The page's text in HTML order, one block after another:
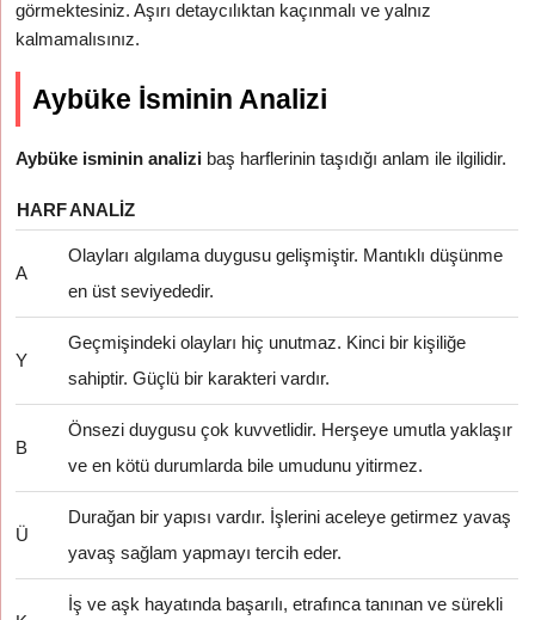
görmektesiniz. Aşırı detaycılıktan kaçınmalı ve yalnız
kalmamalısınız.
Aybüke İsminin Analizi
Aybüke isminin analizi baş harflerinin taşıdığı anlam ile ilgilidir.
HARFANALIZ
A
Olayları algılama duygusu gelişmiştir. Mantıklı düşünme
en üst seviyededir.
Y
Geçmişindeki olayları hiç unutmaz. Kinci bir kişiliğe
sahiptir. Güçlü bir karakteri vardır.
B
Önsezi duygusu çok kuvvetlidir. Herşeye umutla yaklaşır
ve en kötü durumlarda bile umudunu yitirmez.
Ü
Durağan bir yapısı vardır. İşlerini aceleye getirmez yavaş
yavaş sağlam yapmayı tercih eder.
İş ve aşk hayatında başarılı, etrafınca tanınan ve sürekli